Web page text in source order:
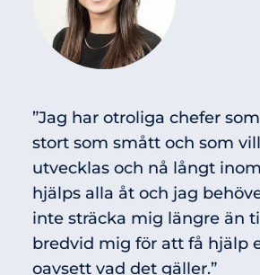
”Jag har otroliga chefer
stort som smått och som
utvecklas och nå långt
hjälps alla åt och jag
inte sträcka mig längre än
bredvid mig för att få hjälp
oavsett vad det gäller.”